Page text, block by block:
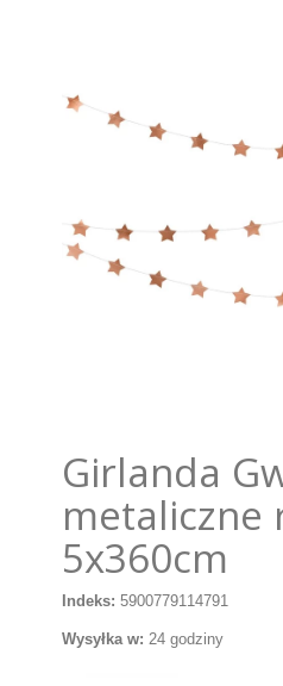
DEKORACJE
PODKŁADY /PRZEKŁADKI/
KOLEKCJE
Girlanda
metaliczne
5x360cm
Indeks: 5900779114791
Wysyłka w: 24 godziny